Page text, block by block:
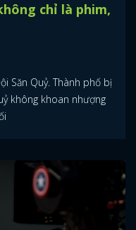
chỉ là phim,
Săn Quỷ. Thành phố bị
không khoan nhượng